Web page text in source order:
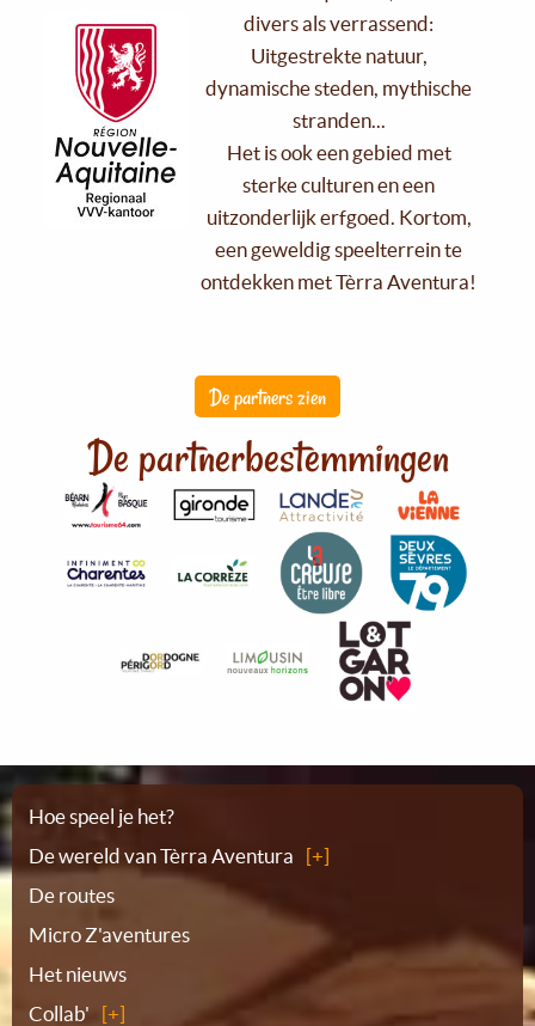
divers als verrassend:
Uitgestrekte natuur,
dynamische steden, mythische
stranden...
Het is ook een gebied met
sterke culturen en een
uitzonderlijk erfgoed. Kortom,
een geweldig speelterrein te
ontdekken met Tèrra Aventura!
De partners zien
De partnerbestemmingen
Plattegrond
Hoe speel je het?
De wereld van Tèrra Aventura
De routes
Micro Z'aventures
Het nieuws
Collab'